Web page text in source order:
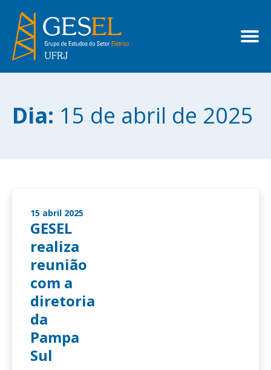
Dia: 15 de abril de 2025
15 abril 2025
GESEL
realiza
reunião
com a
diretoria
da
Pampa
Sul